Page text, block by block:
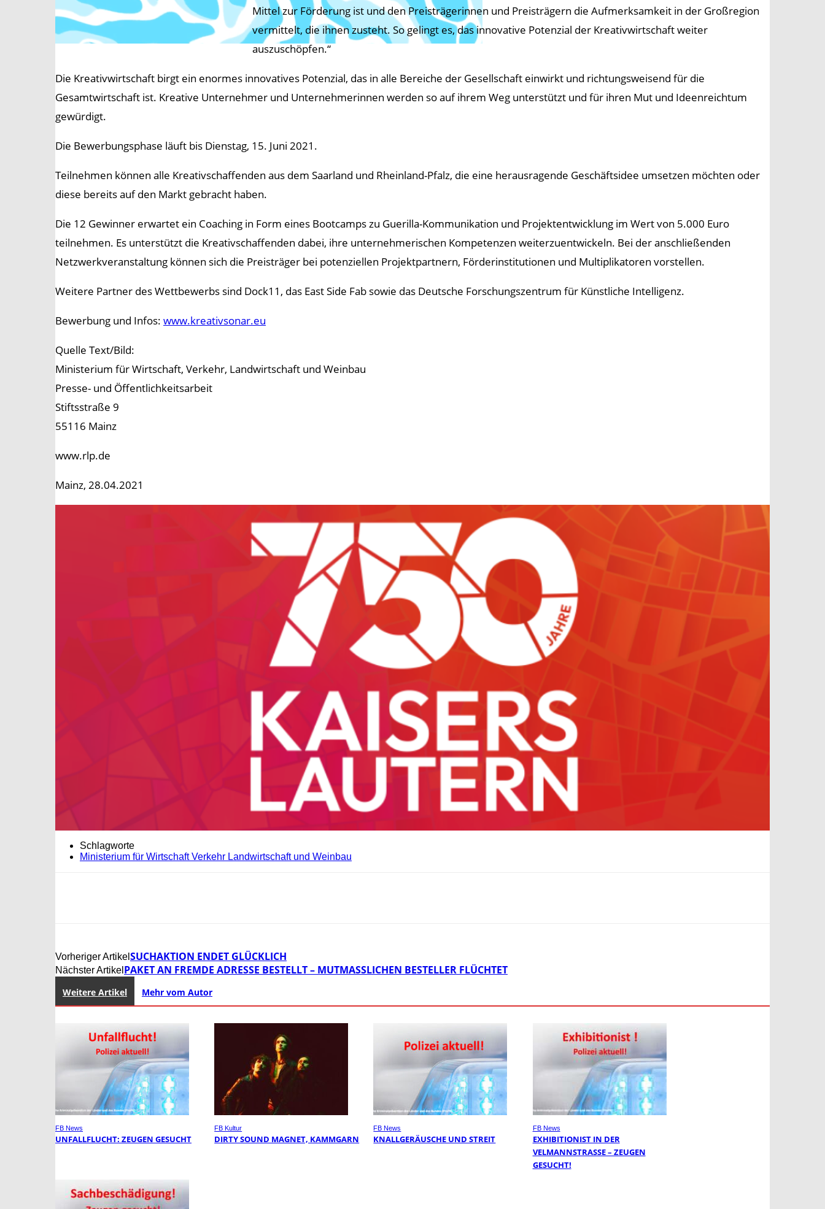
Mittel zur Förderung ist und den Preisträgerinnen und Preisträgern die Aufmerksamkeit in der Großregion
vermittelt, die ihnen zusteht. So gelingt es, das innovative Potenzial der Kreativwirtschaft weiter
auszuschöpfen.“
Die Kreativwirtschaft birgt ein enormes innovatives Potenzial, das in alle Bereiche der Gesellschaft einwirkt und richtungsweisend für die
Gesamtwirtschaft ist. Kreative Unternehmer und Unternehmerinnen werden so auf ihrem Weg unterstützt und für ihren Mut und Ideenreichtum
gewürdigt.
Die Bewerbungsphase läuft bis Dienstag, 15. Juni 2021.
Teilnehmen können alle Kreativschaffenden aus dem Saarland und Rheinland-Pfalz, die eine herausragende Geschäftsidee umsetzen möchten oder
diese bereits auf den Markt gebracht haben.
Die 12 Gewinner erwartet ein Coaching in Form eines Bootcamps zu Guerilla-Kommunikation und Projektentwicklung im Wert von 5.000 Euro
teilnehmen. Es unterstützt die Kreativschaffenden dabei, ihre unternehmerischen Kompetenzen weiterzuentwickeln. Bei der anschließenden
Netzwerkveranstaltung können sich die Preisträger bei potenziellen Projektpartnern, Förderinstitutionen und Multiplikatoren vorstellen.
Weitere Partner des Wettbewerbs sind Dock11, das East Side Fab sowie das Deutsche Forschungszentrum für Künstliche Intelligenz.
Bewerbung und Infos: www.kreativsonar.eu
Quelle Text/Bild:
Ministerium für Wirtschaft, Verkehr, Landwirtschaft und Weinbau
Presse- und Öffentlichkeitsarbeit
Stiftsstraße 9
55116 Mainz
www.rlp.de
Mainz, 28.04.2021
Schlagworte
Ministerium für Wirtschaft Verkehr Landwirtschaft und Weinbau
Vorheriger Artikel SUCHAKTION ENDET GLÜCKLICH
Nächster Artikel PAKET AN FREMDE ADRESSE BESTELLT – MUTMASSLICHEN BESTELLER FLÜCHTET
Weitere Artikel Mehr vom Autor
FB News
UNFALLFLUCHT: ZEUGEN GESUCHT
FB Kultur
DIRTY SOUND MAGNET, KAMMGARN
FB News
KNALLGERÄUSCHE UND STREIT
FB News
EXHIBITIONIST IN DER
VELMANNSTRASSE – ZEUGEN G
ESUCHT!